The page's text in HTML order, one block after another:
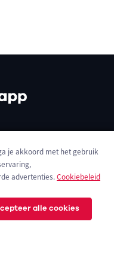
Cookies
je akkoord met het gebruik
advertenties.Cookiebeleid
alle cookies